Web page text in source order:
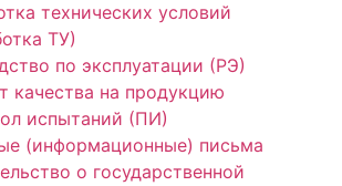
технических условий
ТУ)
по эксплуатации (РЭ)
качества на продукцию
испытаний (ПИ)
(информационные) письма
о государственной